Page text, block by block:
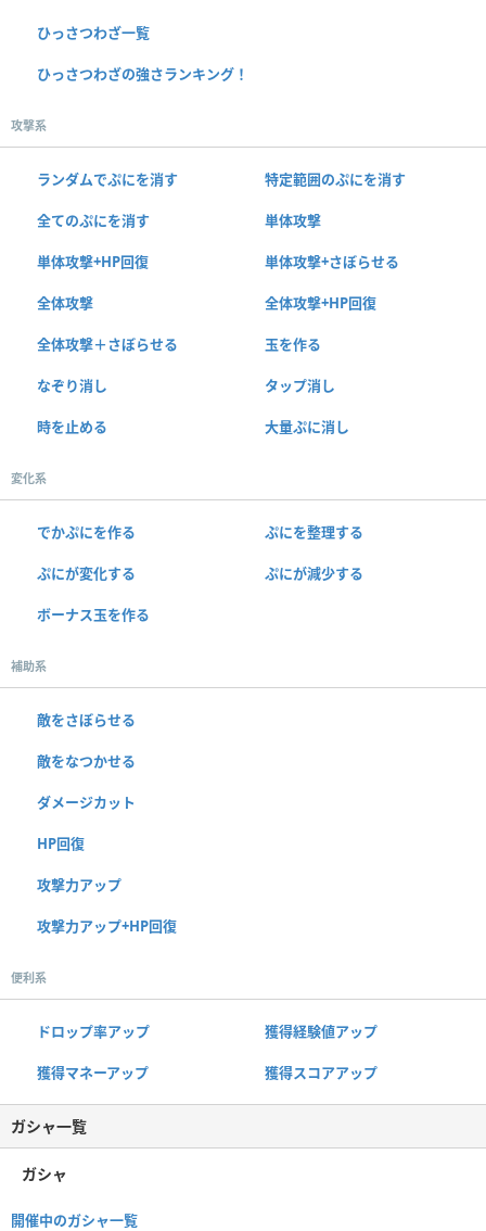
ひっさつわざ一覧
ひっさつわざの強さランキング！
攻撃系
ランダムでぷにを消す 特定範囲のぷにを消す
全てのぷにを消す 単体攻撃
単体攻撃+HP回復 単体攻撃+さぼらせる
全体攻撃 全体攻撃+HP回復
全体攻撃＋さぼらせる 玉を作る
なぞり消し タップ消し
時を止める 大量ぷに消し
変化系
でかぷにを作る ぷにを整理する
ぷにが変化する ぷにが減少する
ボーナス玉を作る
補助系
敵をさぼらせる
敵をなつかせる
ダメージカット
HP回復
攻撃力アップ
攻撃力アップ+HP回復
便利系
ドロップ率アップ 獲得経験値アップ
獲得マネーアップ 獲得スコアアップ
ガシャ一覧
ガシャ
開催中のガシャ一覧